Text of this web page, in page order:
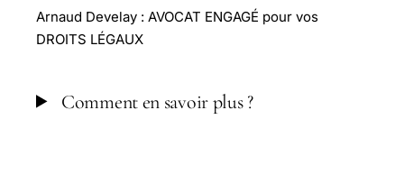
Arnaud Develay : AVOCAT ENGAGÉ pour vos
DROITS LÉGAUX
Comment en savoir plus ?